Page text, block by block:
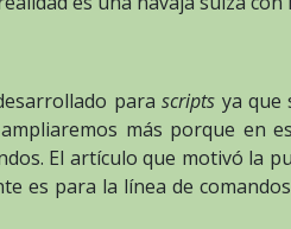
parascripts ya que
más porque en
El artículo que motivó la
es para la línea de